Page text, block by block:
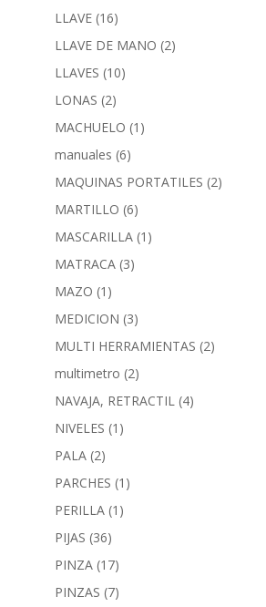
LLAVE (16)
LLAVE DE MANO (2)
LLAVES (10)
LONAS (2)
MACHUELO (1)
manuales (6)
MAQUINAS PORTATILES (2)
MARTILLO (6)
MASCARILLA (1)
MATRACA (3)
MAZO (1)
MEDICION (3)
MULTI HERRAMIENTAS (2)
multimetro (2)
NAVAJA, RETRACTIL (4)
NIVELES (1)
PALA (2)
PARCHES (1)
PERILLA (1)
PIJAS (36)
PINZA (17)
PINZAS (7)